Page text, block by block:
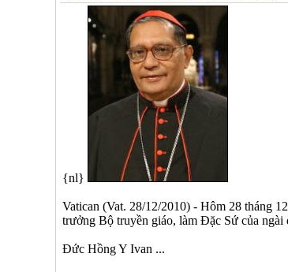
{nl}
Vatican (Vat. 28/12/2010) - Hôm 28 tháng
trưởng Bộ truyền giáo, làm Ðặc Sứ của ngài
Ðức Hồng Y Ivan ...